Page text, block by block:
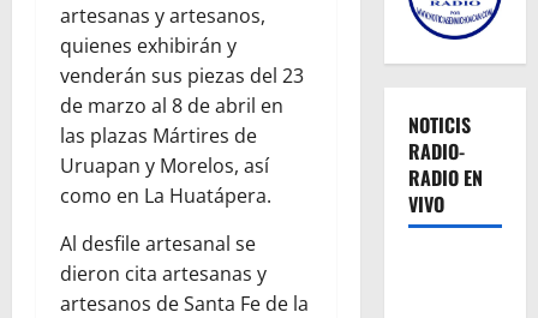
artesanas y artesanos,
quienes exhibirán y
venderán sus piezas del 23
de marzo al 8 de abril en
las plazas Mártires de
Uruapan y Morelos, así
como en La Huatápera.
Al desfile artesanal se
dieron cita artesanas y
artesanos de Santa Fe de la
NOTICIS
RADIO-
RADIO EN
VIVO